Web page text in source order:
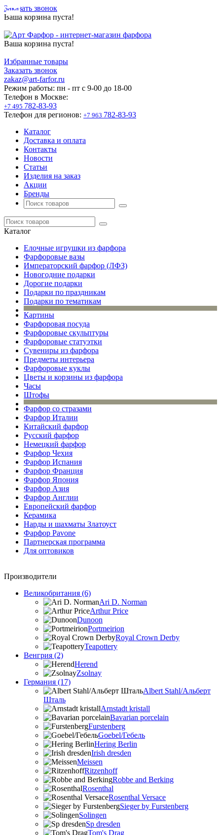
Заказать звонок
Ваша корзина пуста!
Ваша корзина пуста!
Избранные товары
Заказать звонок
zakaz@art-farfor.ru
Режим работы: пн - пт c 9-00 до 18-00
Телефон в Москве:
+7 495 782-83-93
Телефон для регионов: +7 963 782-83-93
Каталог
Доставка и оплата
Контакты
Новости
Статьи
Изделия на заказ
Акции
Бренды
Каталог
Елочные игрушки из фарфора
Фарфоровые вазы
Императорский фарфор (ЛФЗ)
Новогодние подарки
Дорогие подарки
Подарки по праздникам
Подарки по тематикам
Картины
Фарфоровая посуда
Фарфоровые скульптуры
Фарфоровые статуэтки
Сувениры из фарфора
Предметы интерьера
Фарфоровые куклы
Цветы и корзины из фарфора
Часы
Штофы
Фарфор со стразами
Фарфор Италии
Китайский фарфор
Русский фарфор
Немецкий фарфор
Фарфор Чехия
Фарфор Испания
Фарфор Франция
Фарфор Япония
Фарфор Азия
Фарфор Англии
Европейский фарфор
Керамика
Нарды и шахматы Златоуст
Фарфор Pavone
Партнерская программа
Для оптовиков
Производители
Великобритания (6)
Ari D. Norman
Arthur Price
Dunoon
Portmeirion
Royal Crown Derby
Teapottery
Венгрия (2)
Herend
Zsolnay
Германия (17)
Albert Stahl/Альбеpт
Шталь
Arnstadt kristall
Bavarian porcelain
Furstenberg
Goebel/Гебель
Hering Berlin
Irish dresden
Meissen
Ritzenhoff
Robbe and Berking
Rosenthal
Rosenthal Versace
Sieger by Furstenberg
Solingen
Sp dresden
Tom's Drag